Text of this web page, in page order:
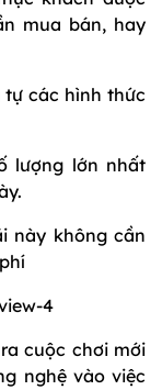
mua bán, hay
các hình thức
lượng lớn nhất
này không cần
cuộc chơi mới
nghệ vào việc